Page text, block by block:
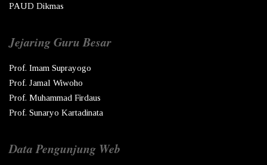
PAUD Dikmas
Jejaring Guru Besar
Prof. Imam Suprayogo
Prof. Jamal Wiwoho
Prof. Muhammad Firdaus
Prof. Sunaryo Kartadinata
Data Pengunjung Web